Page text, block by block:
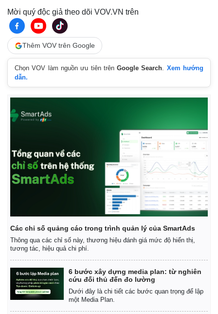
Mời quý độc giả theo dõi VOV.VN trên
Thêm VOV trên Google
Chọn VOV làm nguồn ưu tiên trênGoogle Search. Xem hướng
dẫn.
Các chỉ số quảng cáo trong trình quản lý của SmartAds
Thông qua các chỉ số này, thương hiệu đánh giá mức độ hiển thị,
tương tác, hiệu quả chi phí.
6 bước xây dựng media plan: từ nghiên
cứu đối thủ đến đo lường
Dưới đây là chi tiết các bước quan trọng để lập
một Media Plan.